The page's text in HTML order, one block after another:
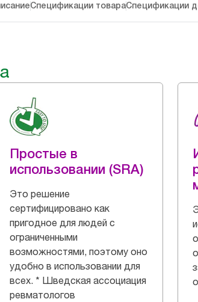
Спецификации товараСпецификации
Простые в
использовании (SRA)
Это решение
сертифицировано как
пригодное для людей с
ограниченными
возможностями, поэтому оно
удобно в использовании для
всех. * Шведская ассоциация
ревматологов